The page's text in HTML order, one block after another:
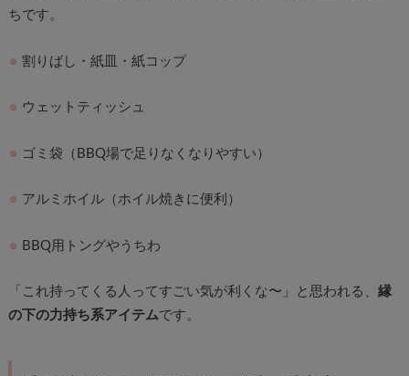
ちです。
割りばし・紙皿・紙コップ
ウェットティッシュ
ゴミ袋（BBQ場で足りなくなりやすい）
アルミホイル（ホイル焼きに便利）
BBQ用トングやうちわ
「これ持ってくる人ってすごい気が利くな〜」と思われる、 縁
の下の力持ち系アイテムです。